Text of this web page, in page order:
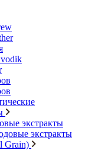
экстракты
экстракты
Grain)